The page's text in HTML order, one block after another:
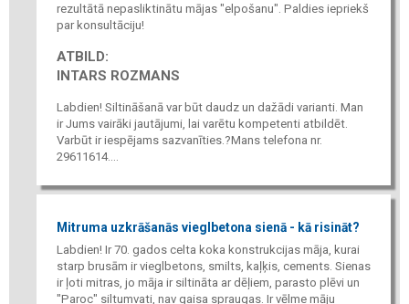
rezultātā nepasliktinātu mājas "elpošanu". Paldies iepriekš
par konsultāciju!
ATBILD:
INTARS ROZMANS
Labdien! Siltināšanā var būt daudz un dažādi varianti. Man
ir Jums vairāki jautājumi, lai varētu kompetenti atbildēt.
Varbūt ir iespējams sazvanīties.?Mans telefona nr.
29611614....
Mitruma uzkrāšanās vieglbetona sienā - kā risināt?
Labdien! Ir 70. gados celta koka konstrukcijas māja, kurai
starp brusām ir vieglbetons, smilts, kaļķis, cements. Sienas
ir ļoti mitras, jo māja ir siltināta ar dēļiem, parasto plēvi un
"Paroc" siltumvati, nav gaisa spraugas. Ir vēlme māju